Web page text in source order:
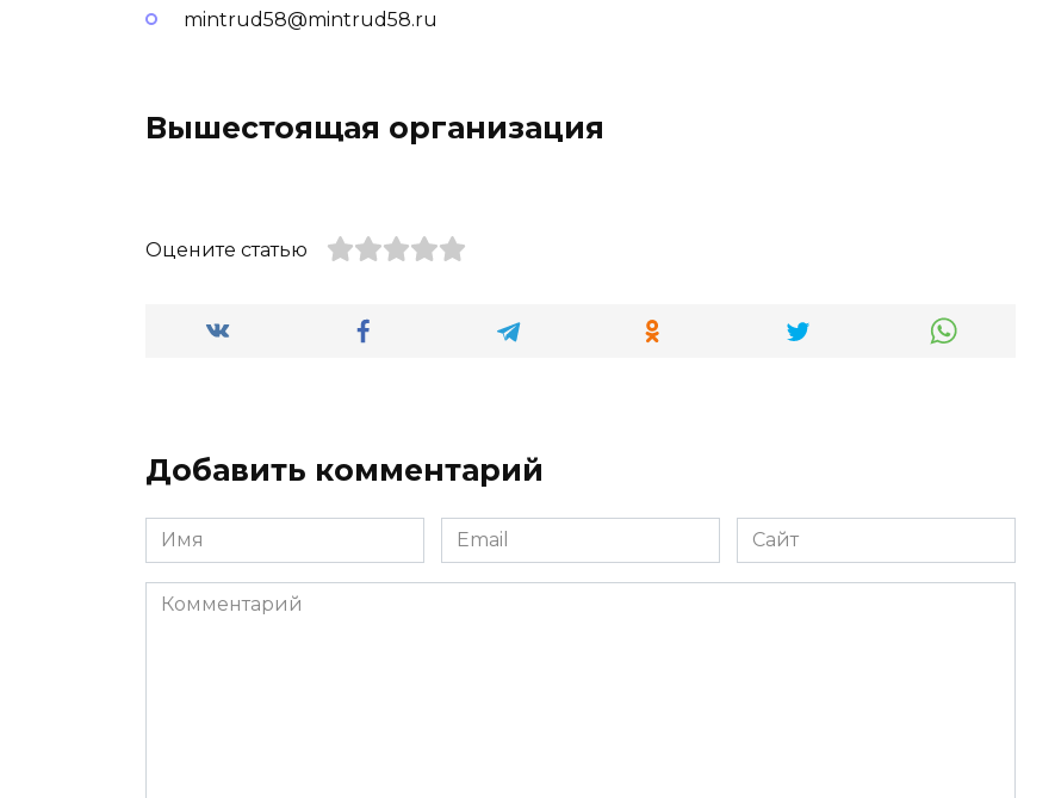
mintrud58@mintrud58.ru
Вышестоящая организация
Оцените статью
Добавить комментарий
Имя
*
Email
*
Сайт
Комментарий